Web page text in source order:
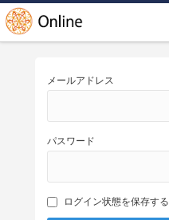
メールアドレス
パスワード
ログイン状態を保存する